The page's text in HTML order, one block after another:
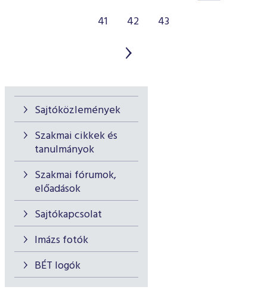
Sajtóközlemények
Szakmai cikkek és
tanulmányok
Szakmai fórumok,
előadások
Sajtókapcsolat
Imázs fotók
BÉT logók
41
42 43